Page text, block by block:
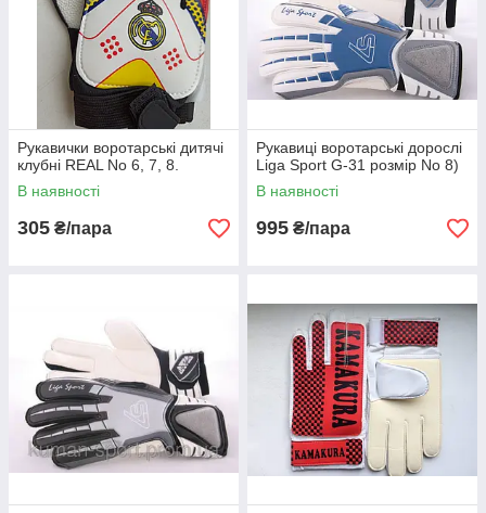
Рукавички воротарські дитячі
клубні REAL No 6, 7, 8.
В наявності
305 ₴/пара
Рукавиці воротарські дорослі
Liga Sport G-31 розмір No 8)
В наявності
995 ₴/пара